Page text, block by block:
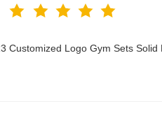
Customized Logo Gym Sets